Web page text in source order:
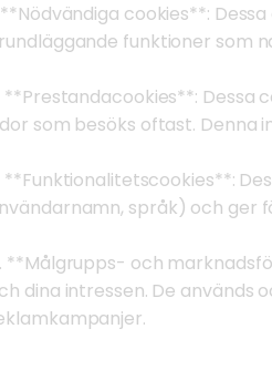
**Nödvändiga cookies**:
funktioner som
**Prestandacookies**: Dessa
som besöks oftast.
**Funktionalitetscookies**:
språk) och ger
**Målgrupps- och
dina intressen. De